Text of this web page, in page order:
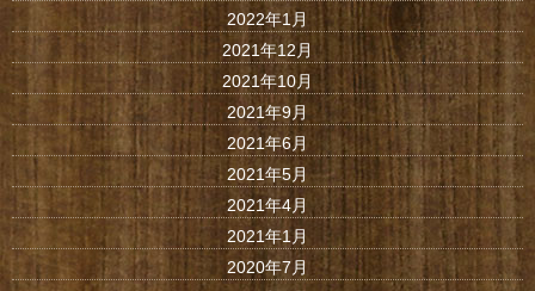
2022年1月
2021年12月
2021年10月
2021年9月
2021年6月
2021年5月
2021年4月
2021年1月
2020年7月